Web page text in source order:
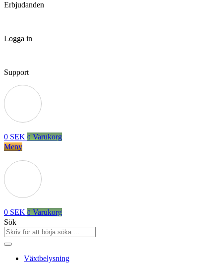
Erbjudanden
Logga in
Support
0 SEK 0 Varukorg
Meny
0 SEK 0 Varukorg
Sök
Växtbelysning